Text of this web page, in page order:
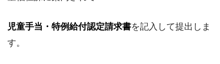
児童手当・特例給付認定請求書を記入して提出しま
す。